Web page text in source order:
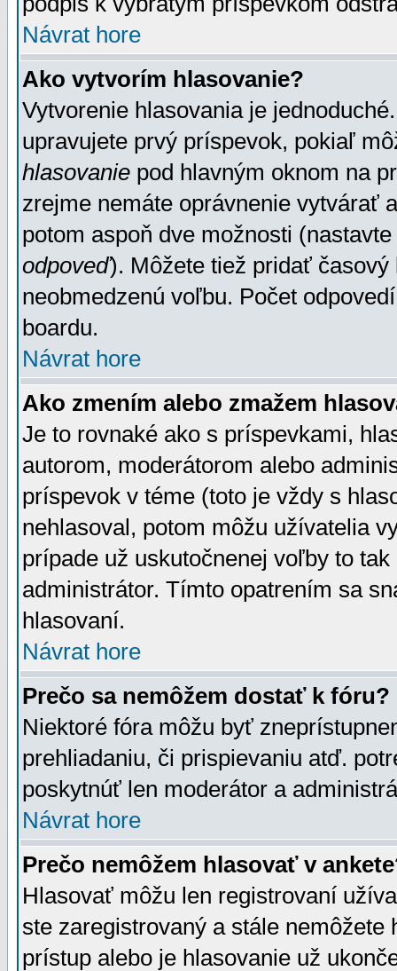
Návrat hore
Ako vytvorím hlasovanie?
Vytvorenie hlasovania je
upravujete prvý príspevok, pokiaľ
hlasovanie pod hlavným oknom na
zrejme nemáte oprávnenie vytvárať
potom aspoň dve možnosti
odpoveď). Môžete tiež pridať
neobmedzenú voľbu. Počet
boardu.
Návrat hore
Ako zmením alebo zmažem
Je to rovnaké ako s príspevkami,
autorom, moderátorom alebo
príspevok v téme (toto je vždy s
nehlasoval, potom môžu užívatelia
prípade už uskutočnenej voľby to
administrátor. Tímto opatrením sa
hlasovaní.
Návrat hore
Prečo sa nemôžem dostať k fóru?
Niektoré fóra môžu byť
prehliadaniu, či prispievaniu atď.
poskytnúť len moderátor a
Návrat hore
Prečo nemôžem hlasovať v
Hlasovať môžu len registrovaní
ste zaregistrovaný a stále
prístup alebo je hlasovanie už